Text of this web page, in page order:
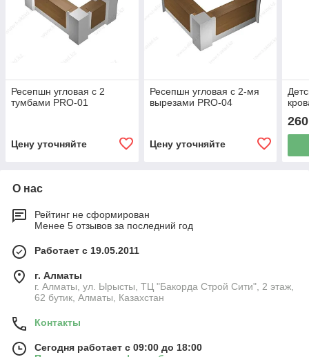
Ресепшн угловая с 2
тумбами PRO-01
Цену уточняйте
Ресепшн угловая с 2-мя
вырезами PRO-04
Цену уточняйте
О нас
Рейтинг не сформирован
Менее 5 отзывов за последний год
Работает с 19.05.2011
г. Алматы
г. Алматы, ул. Ырысты, ТЦ "Бакорда Строй Сити", 2 этаж,
62 бутик, Алматы, Казахстан
Контакты
Сегодня работает с 09:00 до 18:00